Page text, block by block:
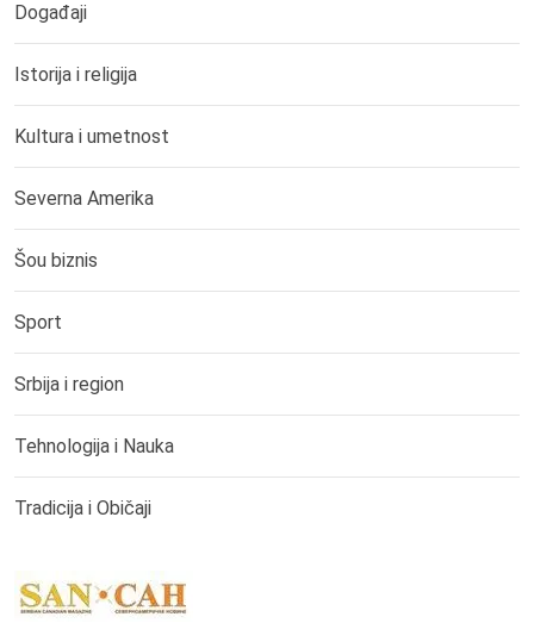
Događaji
Istorija i religija
Kultura i umetnost
Severna Amerika
Šou biznis
Sport
Srbija i region
Tehnologija i Nauka
Tradicija i Običaji